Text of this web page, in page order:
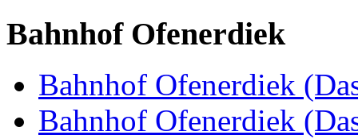
Bahnhof Ofenerdiek
Bahnhof Ofenerdiek
Bahnhof Ofenerdiek